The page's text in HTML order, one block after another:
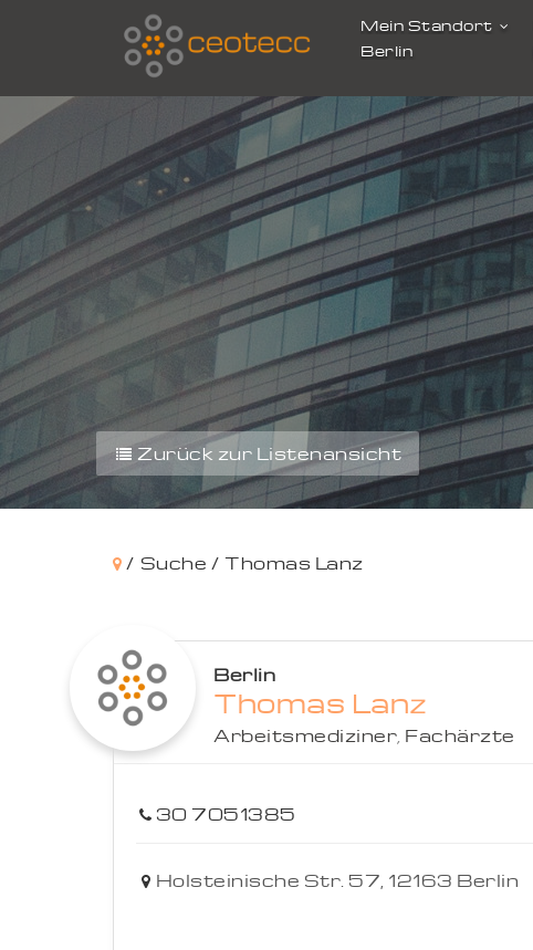
Mein Standort
Berlin
Zurück zur Listenansicht
/ Suche / Thomas Lanz
Berlin
Thomas Lanz
Arbeitsmediziner, Fachärzte
30 7051385
Holsteinische Str. 57, 12163 Berlin